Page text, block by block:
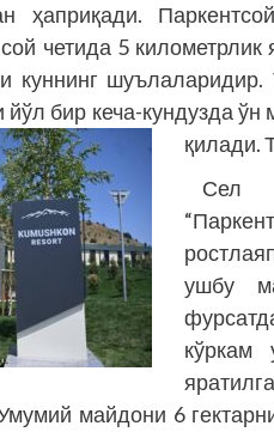
ҳаприқади.
четида 5
куннинг
йўл бир кеча-кундузда ўн
қилади.
Сел
ушбу
кўркам
майдони 6